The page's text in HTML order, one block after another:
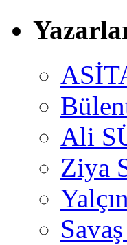
Ali
Ziya